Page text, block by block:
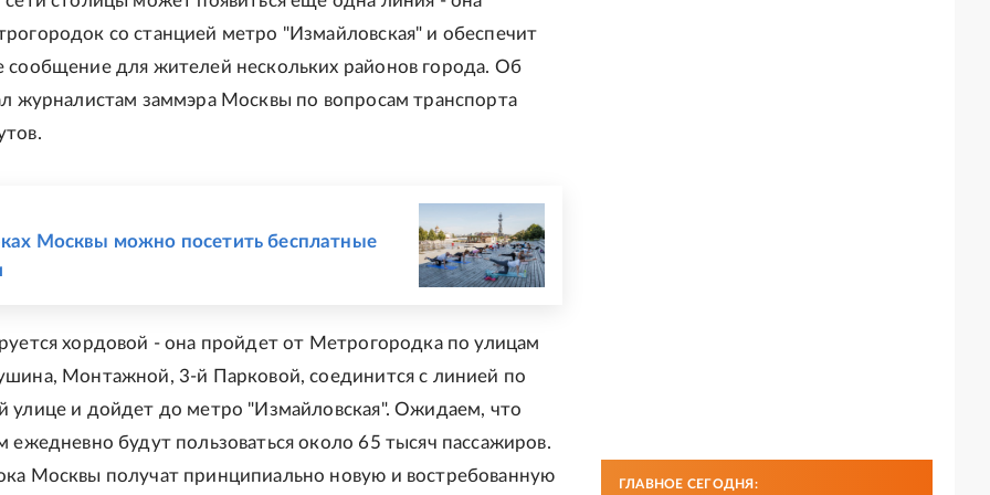
со станцией метро "Измайловская" и обеспечит
сообщение для жителей нескольких районов города. Об
журналистам заммэра Москвы по вопросам транспорта
Москвы можно посетить бесплатные
хордовой - она пройдет от Метрогородка по улицам
Монтажной, 3-й Парковой, соединится с линией по
улице и дойдет до метро "Измайловская". Ожидаем, что
ежедневно будут пользоваться около 65 тысяч пассажиров.
Москвы получат принципиально новую и востребованную
ГЛАВНОЕ СЕГОДНЯ: